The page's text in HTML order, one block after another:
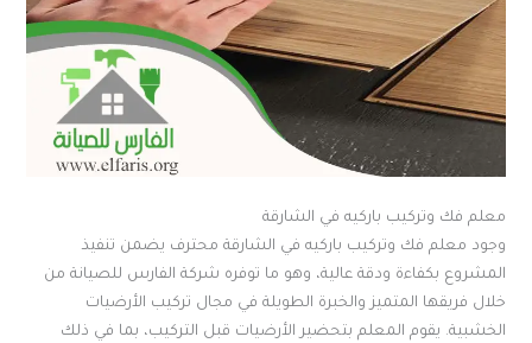
معلم فك وتركيب باركيه في الشارقة
وجود معلم فك وتركيب باركيه في الشارقة محترف يضمن تنفيذ
المشروع بكفاءة ودقة عالية، وهو ما توفره شركة الفارس للصيانة من
خلال فريقها المتميز والخبرة الطويلة في مجال تركيب الأرضيات
الخشبية. يقوم المعلم بتحضير الأرضيات قبل التركيب، بما في ذلك